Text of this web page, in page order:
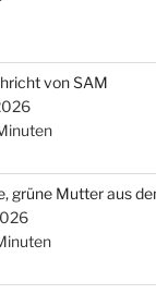
von SAM
grüne Mutter aus